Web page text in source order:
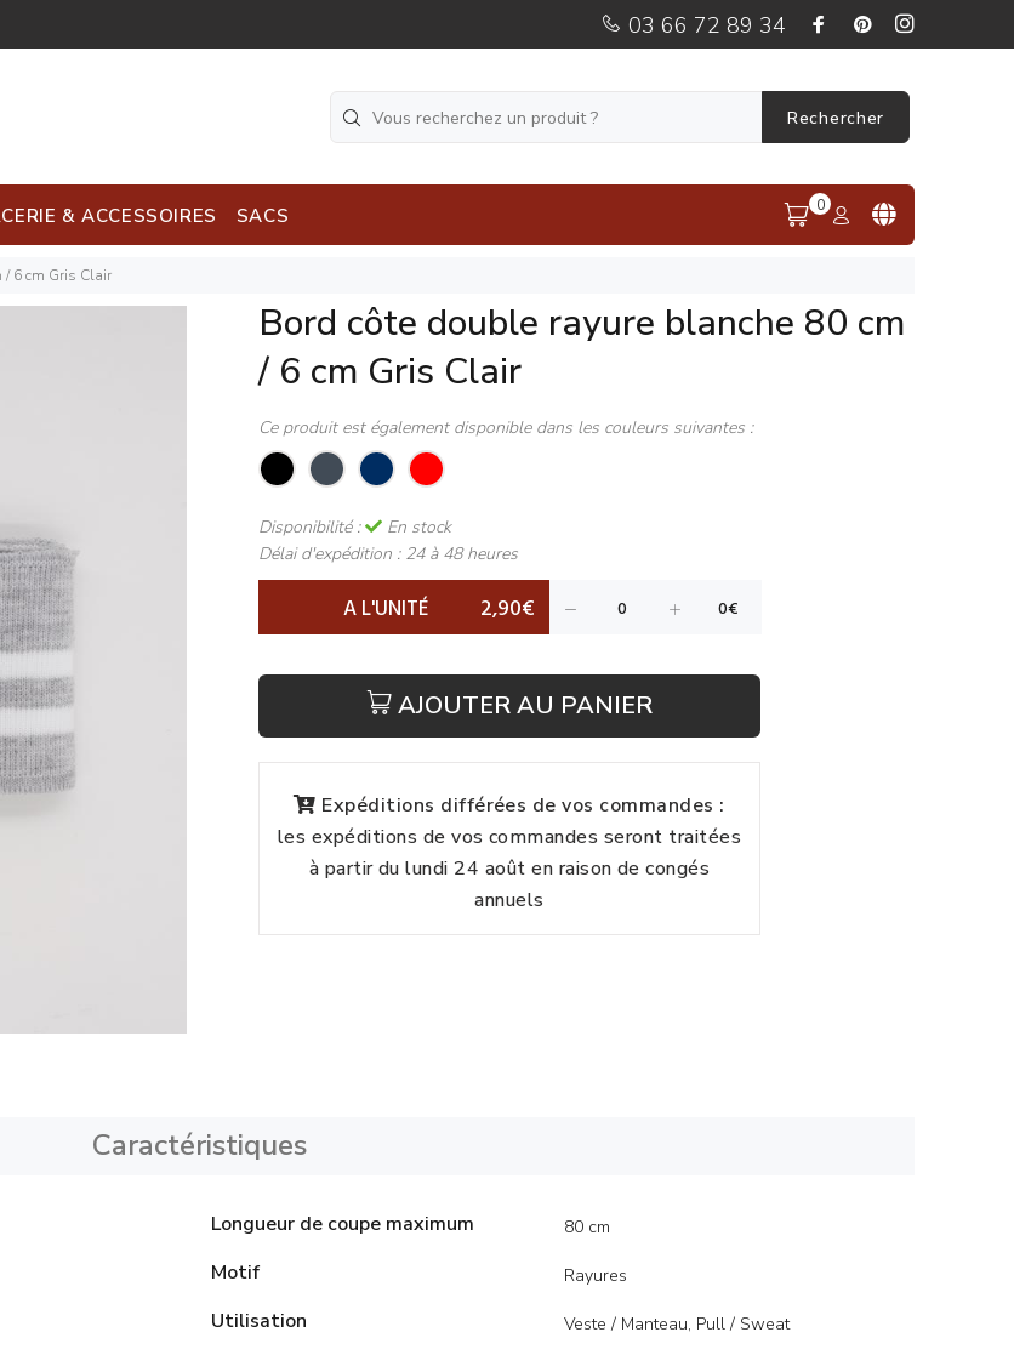
03 66 72 89 34
Rechercher
& ACCESSOIRES SACS 0
/ 6 cm Gris Clair
Bord côte double rayure blanche 80 cm
/ 6 cm Gris Clair
Ce produit est également disponible dans les couleurs suivantes :
Disponibilité :
En stock
Délai d'expédition : 24 à 48 heures
A L'UNITÉ 2,90€
AJOUTER AU PANIER
Expéditions différées de vos commandes :
les expéditions de vos commandes seront traitées
à partir du lundi 24 août en raison de congés
annuels
Caractéristiques
Longueur de coupe maximum 80 cm
Motif Rayures
Utilisation Veste / Manteau, Pull / Sweat